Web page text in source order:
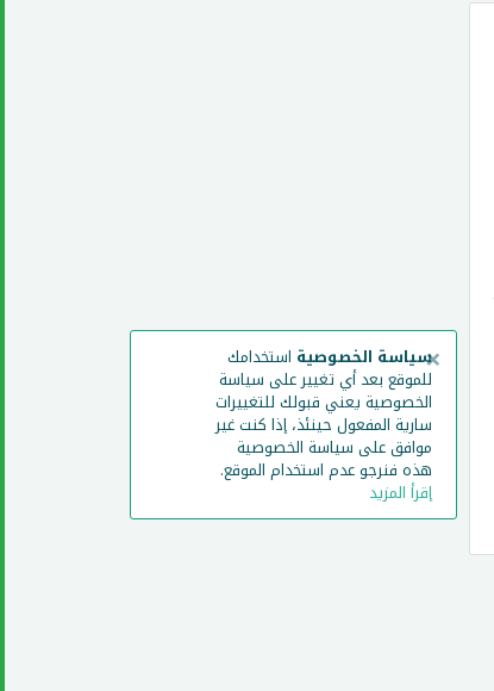
سياسة الخصوصية استخدامك
للموقع بعد أي تغيير على سياسة
الخصوصية يعني قبولك للتغييرات
سارية المفعول حينئذ، إذا كنت غير
موافق على سياسة الخصوصية
هذه فنرجو عدم استخدام الموقع.
إقرأ المزيد
×